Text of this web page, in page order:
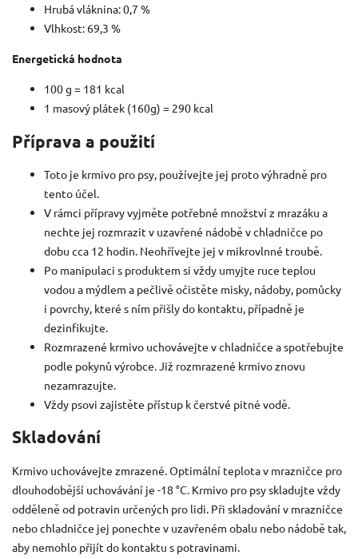
Hrubá vláknina: 0,7 %
Vlhkost: 69,3 %
Energetická hodnota
100 g = 181 kcal
1 masový plátek (160g) = 290 kcal
Příprava a použití
Toto je krmivo pro psy, používejte jej proto výhradně pro
tento účel.
V rámci přípravy vyjměte potřebné množství z mrazáku a
nechte jej rozmrazit v uzavřené nádobě v chladničce po
dobu cca 12 hodin. Neohřívejte jej v mikrovlnné troubě.
Po manipulaci s produktem si vždy umyjte ruce teplou
vodou a mýdlem a pečlivě očistěte misky, nádoby, pomůcky
i povrchy, které s ním přišly do kontaktu, případně je
dezinfikujte.
Rozmrazené krmivo uchovávejte v chladničce a spotřebujte
podle pokynů výrobce. Již rozmrazené krmivo znovu
nezamrazujte.
Vždy psovi zajistěte přístup k čerstvé pitné vodě.
Skladování
Krmivo uchovávejte zmrazené. Optimální teplota v mrazničce pro
dlouhodobější uchovávání je -18 °C. Krmivo pro psy skladujte vždy
odděleně od potravin určených pro lidi. Při skladování v mrazničce
nebo chladničce jej ponechte v uzavřeném obalu nebo nádobě tak,
aby nemohlo přijít do kontaktu s potravinami.